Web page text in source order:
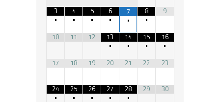
3
•
4
•
5
•
6
•
7
•
8
•
9
10 11 12
13
•
14
•
15
•
16
•
17
18 19 20 21 22 23
24
•
25
•
26
•
27
•
28
•
29 30